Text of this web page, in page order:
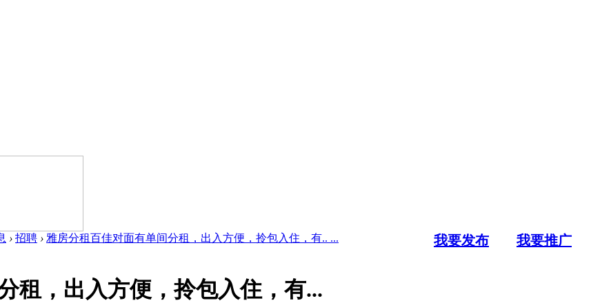
我要发布 我要推广
› 招聘 › 雅房分租百佳对面有单间分租，出入方便，拎包入住，有.. ...
租，出入方便，拎包入住，有...